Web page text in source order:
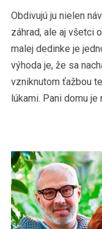
Obdivujú ju nielen
záhrad, ale aj všetci
malej dedinke je
výhoda je, že sa
vzniknutom ťažbou
lúkami. Pani domu je